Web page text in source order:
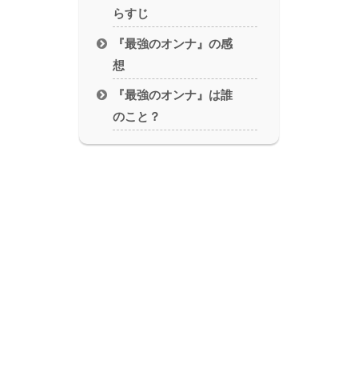
らすじ
『最強のオンナ』の感
想
『最強のオンナ』は誰
のこと？